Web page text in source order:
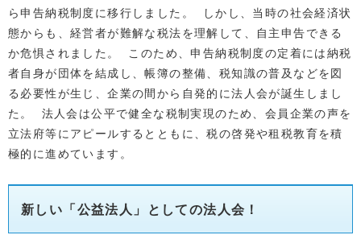
ら申告納税制度に移行しました。 しかし、当時の社会経済状
態からも、経営者が難解な税法を理解して、自主申告できる
か危惧されました。 このため、申告納税制度の定着には納税
者自身が団体を結成し、帳簿の整備、税知識の普及などを図
る必要性が生じ、企業の間から自発的に法人会が誕生しまし
た。 法人会は公平で健全な税制実現のため、会員企業の声を
立法府等にアピールするとともに、税の啓発や租税教育を積
極的に進めています。
新しい「公益法人」としての法人会！